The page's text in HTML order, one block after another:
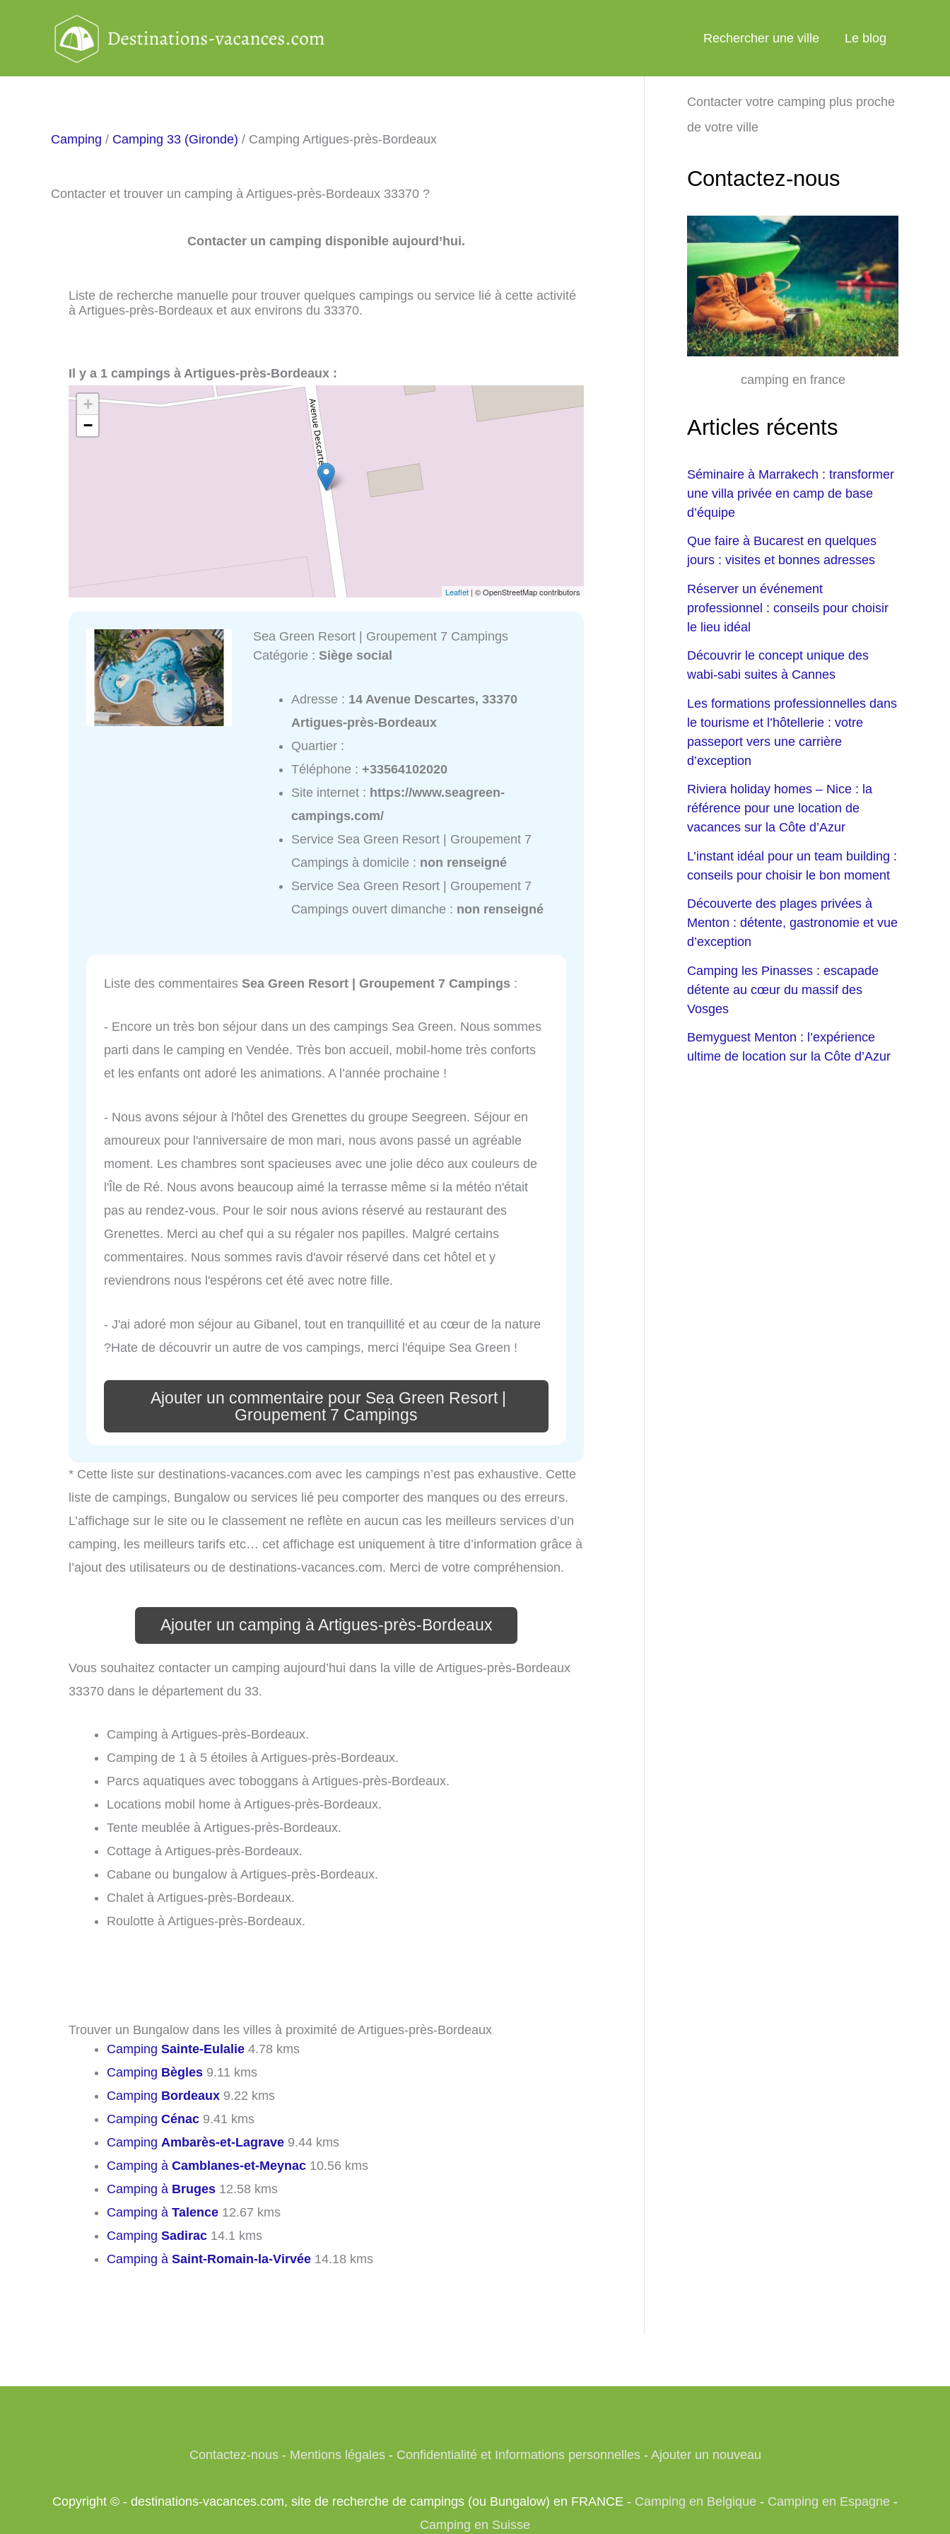
Rechercher une ville Le blog
Camping / Camping 33 (Gironde) / Camping Artigues-près-Bordeaux
Contacter et trouver un camping à Artigues-près-Bordeaux 33370 ?
Contacter un camping disponible aujourd’hui.
Liste de recherche manuelle pour trouver quelques campings ou service lié à cette activité
à Artigues-près-Bordeaux et aux environs du 33370.
Il y a 1 campings à Artigues-près-Bordeaux :
+
−
Leaflet | © OpenStreetMap contributors
Sea Green Resort | Groupement 7 Campings
Catégorie :Siège social
Adresse : 14 Avenue Descartes, 33370
Artigues-près-Bordeaux
Quartier :
Téléphone :+33564102020
Site internet : https://www.seagreen-
campings.com/
Service Sea Green Resort | Groupement 7
Campings à domicile : non renseigné
Service Sea Green Resort | Groupement 7
Campings ouvert dimanche : non renseigné
Liste des commentaires Sea Green Resort | Groupement 7 Campings :
- Encore un très bon séjour dans un des campings Sea Green. Nous sommes
parti dans le camping en Vendée. Très bon accueil, mobil-home très conforts
et les enfants ont adoré les animations. A l’année prochaine !
- Nous avons séjour à l'hôtel des Grenettes du groupe Seegreen. Séjour en
amoureux pour l'anniversaire de mon mari, nous avons passé un agréable
moment. Les chambres sont spacieuses avec une jolie déco aux couleurs de
l'Île de Ré. Nous avons beaucoup aimé la terrasse même si la météo n'était
pas au rendez-vous. Pour le soir nous avions réservé au restaurant des
Grenettes. Merci au chef qui a su régaler nos papilles. Malgré certains
commentaires. Nous sommes ravis d'avoir réservé dans cet hôtel et y
reviendrons nous l'espérons cet été avec notre fille.
- J'ai adoré mon séjour au Gibanel, tout en tranquillité et au cœur de la nature
?Hate de découvrir un autre de vos campings, merci l'équipe Sea Green !
Ajouter un commentaire pour Sea Green Resort |
Groupement 7 Campings
* Cette liste sur destinations-vacances.com avec les campings n’est pas exhaustive. Cette
liste de campings, Bungalow ou services lié peu comporter des manques ou des erreurs.
L’affichage sur le site ou le classement ne reflète en aucun cas les meilleurs services d’un
camping, les meilleurs tarifs etc… cet affichage est uniquement à titre d’information grâce à
l’ajout des utilisateurs ou de destinations-vacances.com. Merci de votre compréhension.
Ajouter un camping à Artigues-près-Bordeaux
Vous souhaitez contacter un camping aujourd’hui dans la ville de Artigues-près-Bordeaux
33370 dans le département du 33.
Camping à Artigues-près-Bordeaux.
Camping de 1 à 5 étoiles à Artigues-près-Bordeaux.
Parcs aquatiques avec toboggans à Artigues-près-Bordeaux.
Locations mobil home à Artigues-près-Bordeaux.
Tente meublée à Artigues-près-Bordeaux.
Cottage à Artigues-près-Bordeaux.
Cabane ou bungalow à Artigues-près-Bordeaux.
Chalet à Artigues-près-Bordeaux.
Roulotte à Artigues-près-Bordeaux.
Trouver un Bungalow dans les villes à proximité de Artigues-près-Bordeaux
Camping Sainte-Eulalie 4.78 kms
Camping Bègles 9.11 kms
Camping Bordeaux 9.22 kms
Camping Cénac 9.41 kms
Camping Ambarès-et-Lagrave 9.44 kms
Camping à Camblanes-et-Meynac 10.56 kms
Camping à Bruges 12.58 kms
Camping à Talence 12.67 kms
Camping Sadirac 14.1 kms
Camping à Saint-Romain-la-Virvée 14.18 kms
Contacter votre camping plus proche
de votre ville
Contactez-nous
camping en france
Articles récents
Séminaire à Marrakech : transformer
une villa privée en camp de base
d’équipe
Que faire à Bucarest en quelques
jours : visites et bonnes adresses
Réserver un événement
professionnel : conseils pour choisir
le lieu idéal
Découvrir le concept unique des
wabi-sabi suites à Cannes
Les formations professionnelles dans
le tourisme et l’hôtellerie : votre
passeport vers une carrière
d’exception
Riviera holiday homes – Nice : la
référence pour une location de
vacances sur la Côte d’Azur
L’instant idéal pour un team building :
conseils pour choisir le bon moment
Découverte des plages privées à
Menton : détente, gastronomie et vue
d’exception
Camping les Pinasses : escapade
détente au cœur du massif des
Vosges
Bemyguest Menton : l’expérience
ultime de location sur la Côte d’Azur
Contactez-nous- Mentions légales- Confidentialité et Informations personnelles- Ajouter un nouveau
Copyright © - destinations-vacances.com, site de recherche de campings (ou Bungalow) en FRANCE - Camping en Belgique - Camping en Espagne -
Camping en Suisse